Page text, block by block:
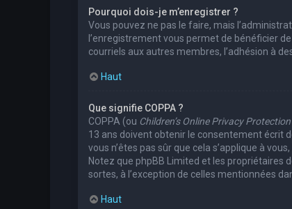
Pourquoi dois-je m’enregistrer ?
Vous pouvez ne pas le faire, mais
l’enregistrement vous permet de bénéficier
courriels aux autres membres, l’adhésion à
Haut
Que signifie COPPA ?
COPPA (ou Children’s Online Privacy
13 ans doivent obtenir le consentement écrit
vous n’êtes pas sûr que cela s’applique à
Notez que phpBB Limited et les propriétaires
sortes, à l’exception de celles mentionnées
Haut